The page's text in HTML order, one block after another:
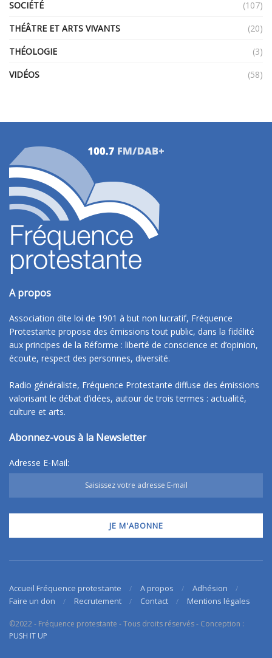
SOCIÉTÉ
(107)
THÉÂTRE ET ARTS VIVANTS
(20)
THÉOLOGIE
(3)
VIDÉOS
(58)
A propos
Association dite loi de 1901 à but non lucratif, Fréquence
Protestante propose des émissions tout public, dans la fidélité
aux principes de la Réforme : liberté de conscience et d’opinion,
écoute, respect des personnes, diversité.
Radio généraliste, Fréquence Protestante diffuse des émissions
valorisant le débat d’idées, autour de trois termes : actualité,
culture et arts.
Abonnez-vous à la Newsletter
Adresse E-Mail:
Accueil Fréquence protestante A propos
Adhésion
Faire un don
Recrutement Contact Mentions légales
©2022 - Fréquence protestante - Tous droits réservés - Conception :
PUSH IT UP